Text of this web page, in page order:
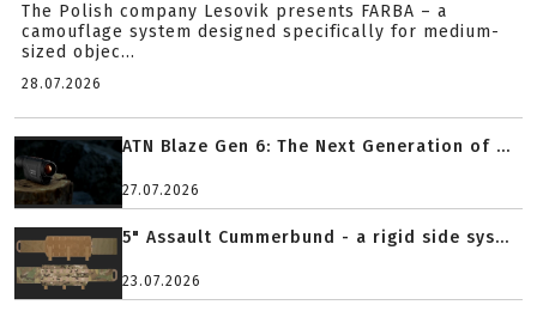
The Polish company Lesovik presents FARBA – a
camouflage system designed specifically for medium-
sized objec...
28.07.2026
ATN Blaze Gen 6: The Next Generation of ...
27.07.2026
5" Assault Cummerbund - a rigid side sys...
23.07.2026